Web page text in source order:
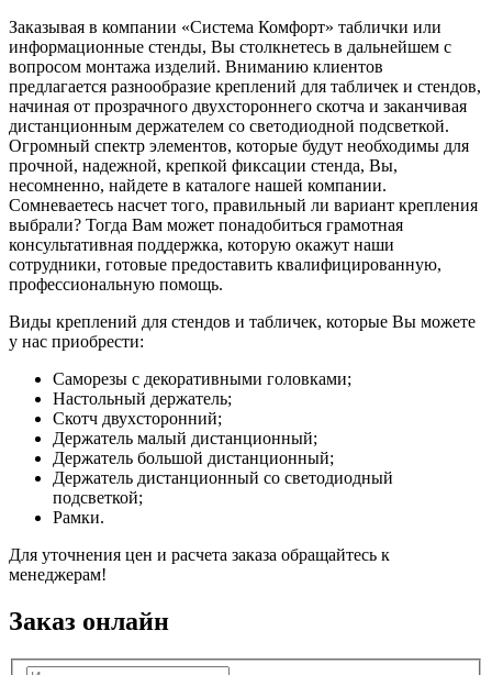
Заказывая в компании «Система Комфорт» таблички или
информационные стенды, Вы столкнетесь в дальнейшем с
вопросом монтажа изделий. Вниманию клиентов
предлагается разнообразие креплений для табличек и стендов,
начиная от прозрачного двухстороннего скотча и заканчивая
дистанционным держателем со светодиодной подсветкой.
Огромный спектр элементов, которые будут необходимы для
прочной, надежной, крепкой фиксации стенда, Вы,
несомненно, найдете в каталоге нашей компании.
Сомневаетесь насчет того, правильный ли вариант крепления
выбрали? Тогда Вам может понадобиться грамотная
консультативная поддержка, которую окажут наши
сотрудники, готовые предоставить квалифицированную,
профессиональную помощь.
Виды креплений для стендов и табличек, которые Вы можете
у нас приобрести:
Саморезы с декоративными головками;
Настольный держатель;
Скотч двухсторонний;
Держатель малый дистанционный;
Держатель большой дистанционный;
Держатель дистанционный со светодиодный
подсветкой;
Рамки.
Для уточнения цен и расчета заказа обращайтесь к
менеджерам!
Заказ онлайн